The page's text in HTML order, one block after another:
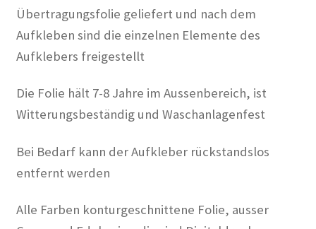
Übertragungsfolie geliefert und nach dem
Aufkleben sind die einzelnen Elemente des
Aufklebers freigestellt
Die Folie hält 7-8 Jahre im Aussenbereich, ist
Witterungsbeständig und Waschanlagenfest
Bei Bedarf kann der Aufkleber rückstandslos
entfernt werden
Alle Farben konturgeschnittene Folie, ausser